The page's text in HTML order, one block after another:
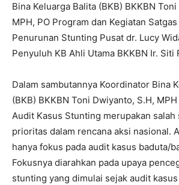
Bina Keluarga Balita (BKB) BKKBN
MPH, PO Program dan Kegiatan
Penurunan Stunting Pusat dr. Lucy
Penyuluh KB Ahli Utama BKKBN Ir. Siti
Dalam sambutannya Koordinator Bina
(BKB) BKKBN Toni Dwiyanto, S.H,
Audit Kasus Stunting merupakan salah
prioritas dalam rencana aksi nasional.
hanya fokus pada audit kasus baduta/
Fokusnya diarahkan pada upaya
stunting yang dimulai sejak audit